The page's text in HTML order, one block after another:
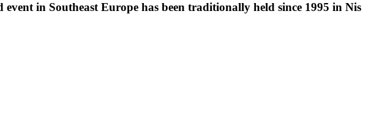
in Southeast Europe has been traditionally held since 1995 in Nis